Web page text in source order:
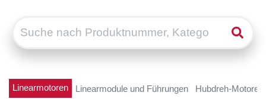
Linearmotoren Linearmodule und Führungen Hubdreh-Motoren